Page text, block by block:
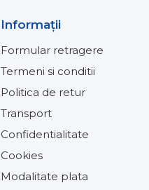
Informaţii
Formular retragere
Termeni si conditii
Politica de retur
Transport
Confidentialitate
Cookies
Modalitate plata